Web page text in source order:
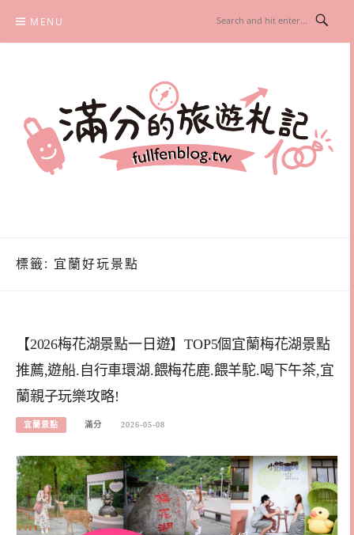
content
MENU
標籤: 宜蘭好玩景點
【2026梅花湖景點一日遊】TOP5個宜蘭梅花湖景點
推薦,遊船.自行車環湖.餵梅花鹿.餵羊駝.喝下午茶,宜
蘭親子玩樂攻略!
宜蘭景點 滿分 2026-05-08